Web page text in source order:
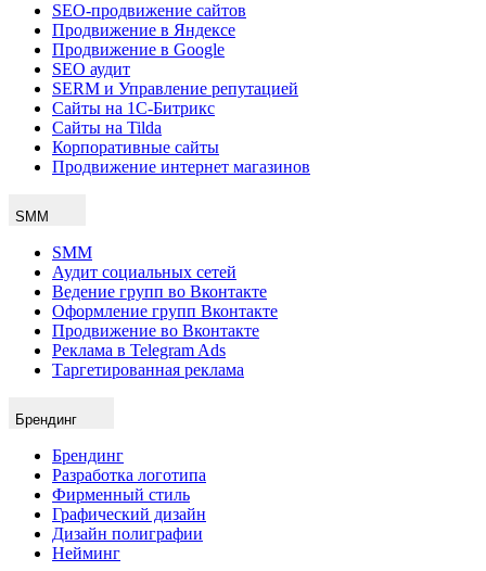
SEO-продвижение сайтов
Продвижение в Яндексе
Продвижение в Google
SEO аудит
SERM и Управление репутацией
Сайты на 1С-Битрикс
Сайты на Tilda
Корпоративные сайты
Продвижение интернет магазинов
SMM
SMM
Аудит социальных сетей
Ведение групп во Вконтакте
Оформление групп Вконтакте
Продвижение во Вконтакте
Реклама в Telegram Ads
Таргетированная реклама
Брендинг
Брендинг
Разработка логотипа
Фирменный стиль
Графический дизайн
Дизайн полиграфии
Нейминг